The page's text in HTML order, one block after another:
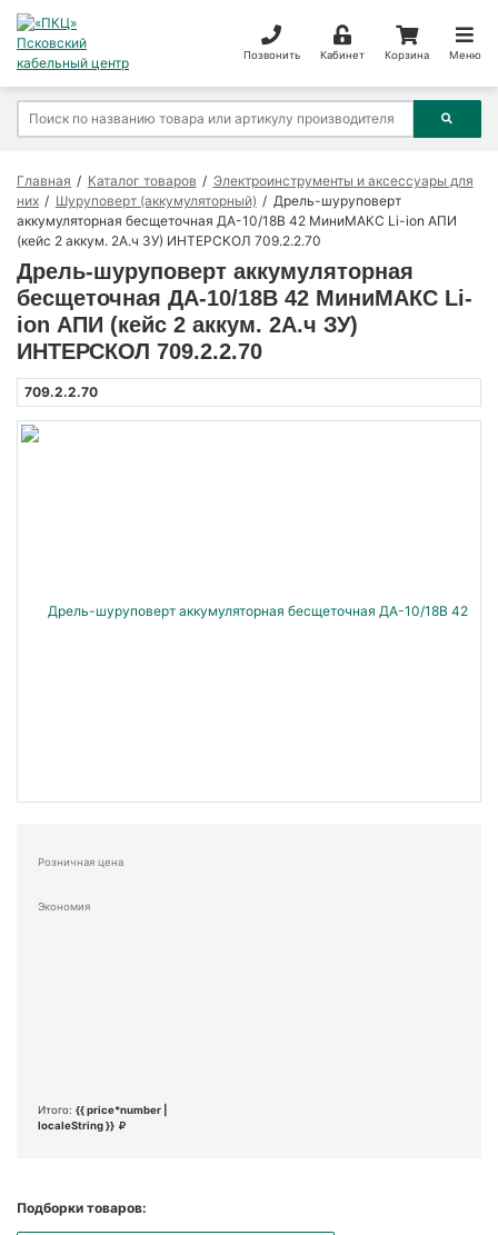
Позвонить Кабинет Корзина Меню
Главная Каталог товаров
Электроинструменты и аксессуары для
них
Шуруповерт (аккумуляторный)
Дрель-шуруповерт
аккумуляторная бесщеточная ДА-10/18В 42 МиниМАКС Li-ion АПИ
(кейс 2 аккум. 2А.ч ЗУ) ИНТЕРСКОЛ 709.2.2.70
Дрель-шуруповерт аккумуляторная
бесщеточная ДА-10/18В 42 МиниМАКС Li-
ion АПИ (кейс 2 аккум. 2А.ч ЗУ)
ИНТЕРСКОЛ 709.2.2.70
709.2.2.70
Розничная цена
Экономия
Итого: {{ price*number |
localeString }}
Подборки товаров: